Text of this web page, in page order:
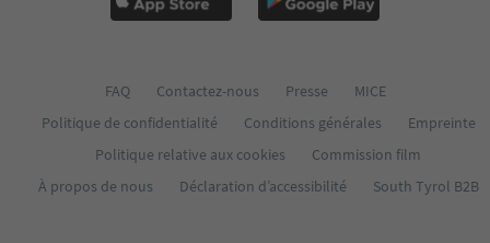
FAQ Contactez-nous Presse
MICE
Politique de confidentialité
Conditions générales
Empreinte
Politique relative aux cookies
Commission film
À propos de nous
Déclaration d’accessibilité South Tyrol B2B